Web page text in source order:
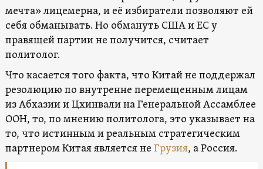
мечта» лицемерна, и её избиратели позволяют ей
себя обманывать. Но обмануть США и ЕС у
правящей партии не получится, считает
политолог.
Что касается того факта, что Китай не поддержал
резолюцию по внутренне перемещенным лицам
из Абхазии и Цхинвали на Генеральной Ассамблее
ООН, то, по мнению политолога, это указывает на
то, что истинным и реальным стратегическим
партнером Китая является не Грузия, а Россия.